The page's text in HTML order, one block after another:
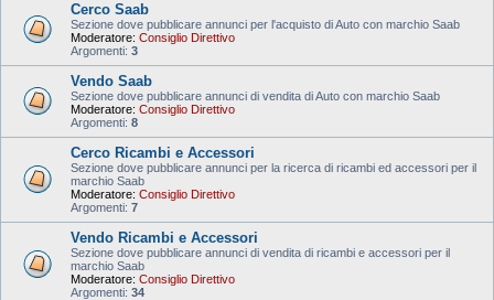
Cerco Saab
Sezione dove pubblicare annunci per l'acquisto di Auto con marchio Saab
Moderatore: Consiglio Direttivo
Argomenti: 3
Vendo Saab
Sezione dove pubblicare annunci di vendita di Auto con marchio Saab
Moderatore: Consiglio Direttivo
Argomenti: 8
Cerco Ricambi e Accessori
Sezione dove pubblicare annunci per la ricerca di ricambi ed accessori per il
marchio Saab
Moderatore: Consiglio Direttivo
Argomenti: 7
Vendo Ricambi e Accessori
Sezione dove pubblicare annunci di vendita di ricambi e accessori per il
marchio Saab
Moderatore: Consiglio Direttivo
Argomenti: 34